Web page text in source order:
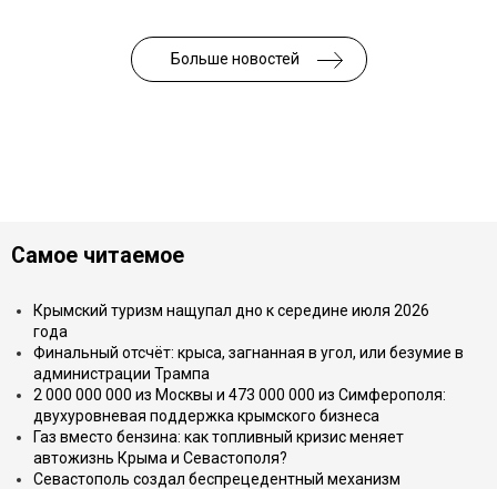
Больше новостей
Самое читаемое
Крымский туризм нащупал дно к середине июля 2026
года
Финальный отсчёт: крыса, загнанная в угол, или безумие в
администрации Трампа
2 000 000 000 из Москвы и 473 000 000 из Симферополя:
двухуровневая поддержка крымского бизнеса
Газ вместо бензина: как топливный кризис меняет
автожизнь Крыма и Севастополя?
Севастополь создал беспрецедентный механизм